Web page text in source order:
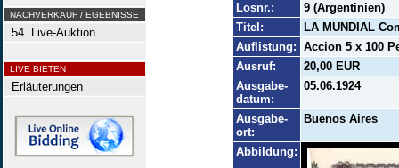
NACHVERKAUF / EGEBNISSE
54. Live-Auktion
LIVE BIETEN
Erläuterungen
Losnr.:
9 (Argentinien)
Titel:
LA MUNDIAL
Auflistung: Accion 5 x 100
Ausruf:
20,00 EUR
Ausgabe-
datum:
05.06.1924
Ausgabe-
ort:
Buenos Aires
Abbildung: